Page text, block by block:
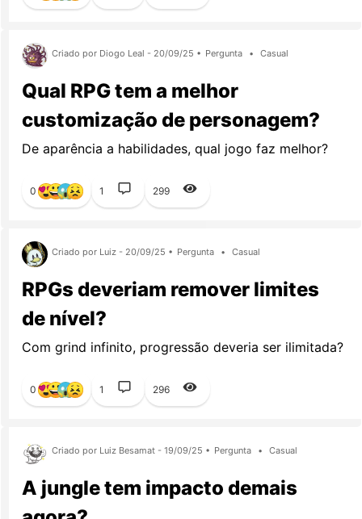
Criado por Diogo Leal - 20/09/25 • Pergunta • Casual
Qual RPG tem a melhor
customização de personagem?
De aparência a habilidades, qual jogo faz melhor?
0 1 299
Criado por Luiz - 20/09/25 • Pergunta • Casual
RPGs deveriam remover limites
de nível?
Com grind infinito, progressão deveria ser ilimitada?
0 1 296
Criado por Luiz Besamat - 19/09/25 • Pergunta • Casual
A jungle tem impacto demais